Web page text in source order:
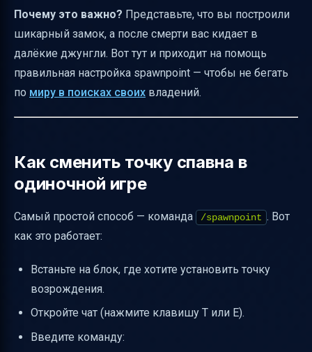
Почему это важно? Представьте, что вы построили
шикарный замок, а после смерти вас кидает в
далёкие джунгли. Вот тут и приходит на помощь
правильная настройка spawnpoint — чтобы не бегать
по миру в поисках своих владений.
Как сменить точку спавна в
одиночной игре
Самый простой способ — команда /spawnpoint . Вот
как это работает:
Встаньте на блок, где хотите установить точку
возрождения.
Откройте чат (нажмите клавишу T или Е).
Введите команду: